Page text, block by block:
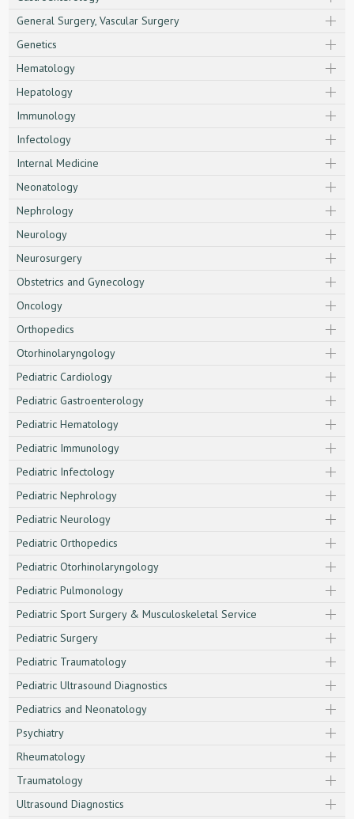
General Surgery, Vascular Surgery
Genetics
Hematology
Hepatology
Immunology
Infectology
Internal Medicine
Neonatology
Nephrology
Neurology
Neurosurgery
Obstetrics and Gynecology
Oncology
Orthopedics
Otorhinolaryngology
Pediatric Cardiology
Pediatric Gastroenterology
Pediatric Hematology
Pediatric Immunology
Pediatric Infectology
Pediatric Nephrology
Pediatric Neurology
Pediatric Orthopedics
Pediatric Otorhinolaryngology
Pediatric Pulmonology
Pediatric Sport Surgery & Musculoskeletal Service
Pediatric Surgery
Pediatric Traumatology
Pediatric Ultrasound Diagnostics
Pediatrics and Neonatology
Psychiatry
Rheumatology
Traumatology
Ultrasound Diagnostics